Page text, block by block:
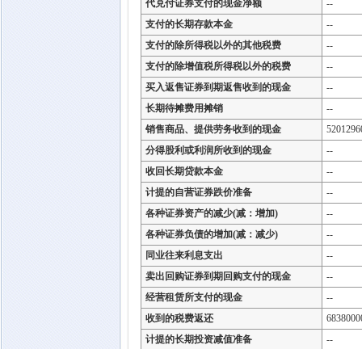
代兑付证券支付的现金净额
--
支付的长期存款本金
--
支付的除所得税以外的其他税费
--
支付的除增值税所得税以外的税费
--
买入返售证券到期返售收到的现金
--
长期待摊费用摊销
--
销售商品、提供劳务收到的现金
分得股利或利润所收到的现金
--
收回长期贷款本金
--
计提的自营证券跌价准备
--
各种证券资产的减少(减：增加)
--
各种证券负债的增加(减：减少)
--
同业往来利息支出
--
卖出回购证券到期回购支付的现金
--
经营租赁所支付的现金
--
收到的税费返还
计提的长期投资减值准备
--